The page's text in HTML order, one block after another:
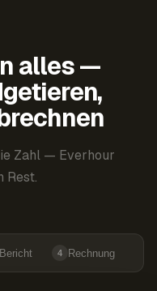
alles —
Zahl — Everhour
Rest.
Bericht 4 Rechnung